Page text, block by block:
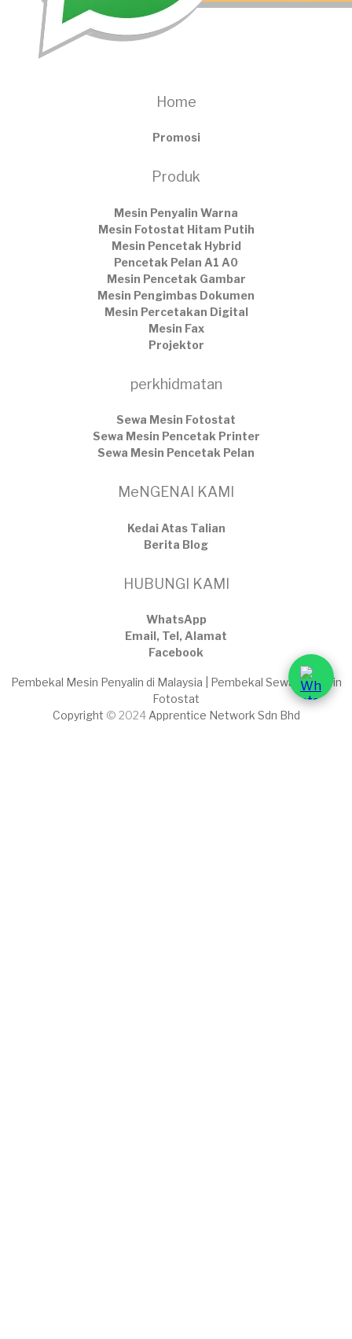
Home
Promosi
Produk
Mesin Penyalin Warna
Mesin Fotostat Hitam Putih
Mesin Pencetak Hybrid
Pencetak Pelan A1 A0
Mesin Pencetak Gambar
Mesin Pengimbas Dokumen
Mesin Percetakan Digital
Mesin Fax
Projektor
perkhidmatan
Sewa Mesin Fotostat
Sewa Mesin Pencetak Printer
Sewa Mesin Pencetak Pelan
MeNGENAI KAMI
Kedai Atas Talian
​Berita Blog
HUBUNGI KAMI
WhatsApp
Email, Tel, Alamat
Facebook
Pembekal Mesin Penyalin di Malaysia | Pembekal Sewaan Mesin
Fotostat
Copyright © 2024 Apprentice Network Sdn Bhd